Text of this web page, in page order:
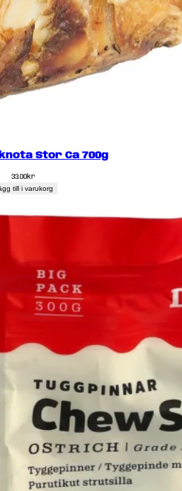
Stor Ca 700g
33.00kr
till i varukorg